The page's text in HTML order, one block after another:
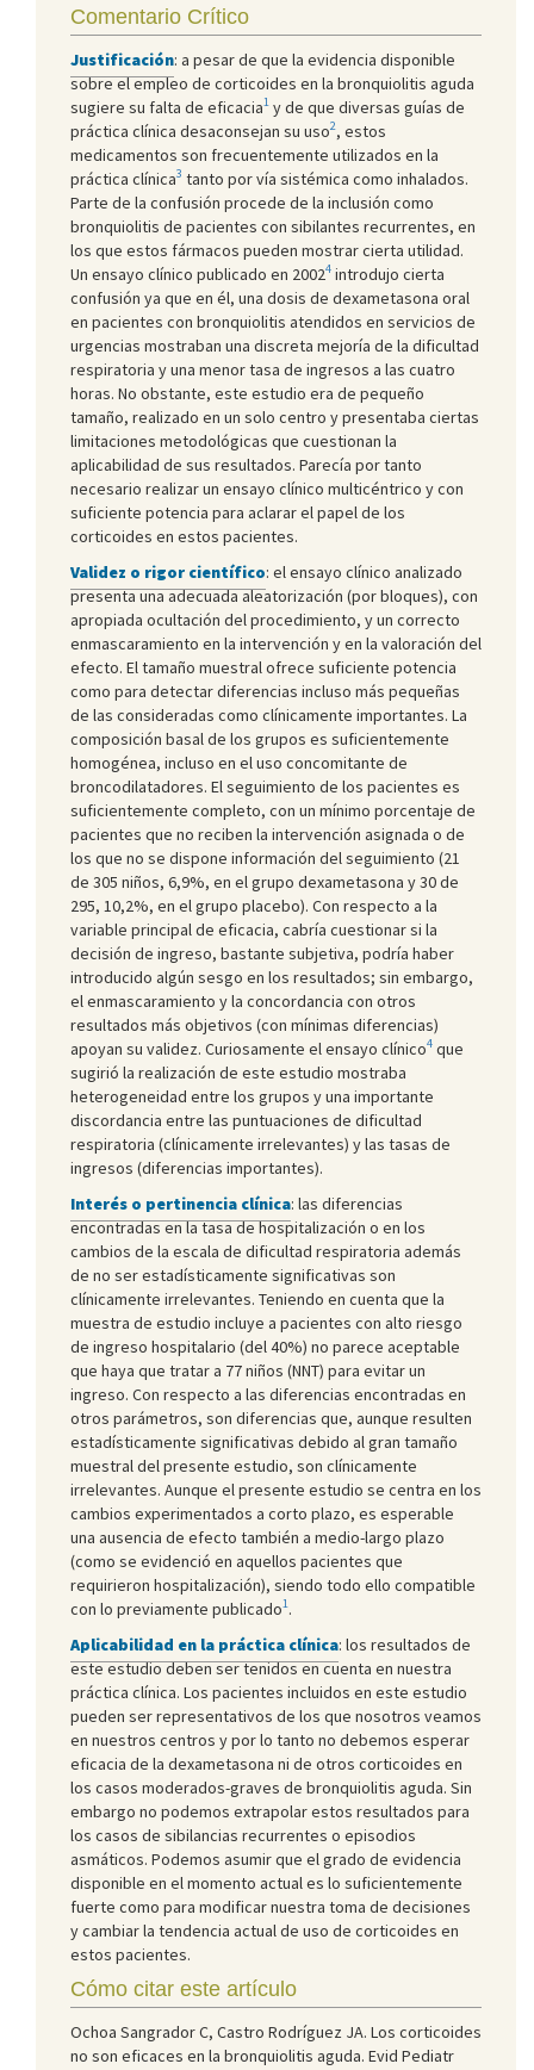
Comentario Crítico
Justificación: a pesar de que la evidencia disponible
sobre el empleo de corticoides en la bronquiolitis aguda
sugiere su falta de eficacia1 y de que diversas guías de
práctica clínica desaconsejan su uso2, estos
medicamentos son frecuentemente utilizados en la
práctica clínica3 tanto por vía sistémica como inhalados.
Parte de la confusión procede de la inclusión como
bronquiolitis de pacientes con sibilantes recurrentes, en
los que estos fármacos pueden mostrar cierta utilidad.
Un ensayo clínico publicado en 20024 introdujo cierta
confusión ya que en él, una dosis de dexametasona oral
en pacientes con bronquiolitis atendidos en servicios de
urgencias mostraban una discreta mejoría de la dificultad
respiratoria y una menor tasa de ingresos a las cuatro
horas. No obstante, este estudio era de pequeño
tamaño, realizado en un solo centro y presentaba ciertas
limitaciones metodológicas que cuestionan la
aplicabilidad de sus resultados. Parecía por tanto
necesario realizar un ensayo clínico multicéntrico y con
suficiente potencia para aclarar el papel de los
corticoides en estos pacientes.
Validez o rigor científico: el ensayo clínico analizado
presenta una adecuada aleatorización (por bloques), con
apropiada ocultación del procedimiento, y un correcto
enmascaramiento en la intervención y en la valoración del
efecto. El tamaño muestral ofrece suficiente potencia
como para detectar diferencias incluso más pequeñas
de las consideradas como clínicamente importantes. La
composición basal de los grupos es suficientemente
homogénea, incluso en el uso concomitante de
broncodilatadores. El seguimiento de los pacientes es
suficientemente completo, con un mínimo porcentaje de
pacientes que no reciben la intervención asignada o de
los que no se dispone información del seguimiento (21
de 305 niños, 6,9%, en el grupo dexametasona y 30 de
295, 10,2%, en el grupo placebo). Con respecto a la
variable principal de eficacia, cabría cuestionar si la
decisión de ingreso, bastante subjetiva, podría haber
introducido algún sesgo en los resultados; sin embargo,
el enmascaramiento y la concordancia con otros
resultados más objetivos (con mínimas diferencias)
apoyan su validez. Curiosamente el ensayo clínico4 que
sugirió la realización de este estudio mostraba
heterogeneidad entre los grupos y una importante
discordancia entre las puntuaciones de dificultad
respiratoria (clínicamente irrelevantes) y las tasas de
ingresos (diferencias importantes).
Interés o pertinencia clínica: las diferencias
encontradas en la tasa de hospitalización o en los
cambios de la escala de dificultad respiratoria además
de no ser estadísticamente significativas son
clínicamente irrelevantes. Teniendo en cuenta que la
muestra de estudio incluye a pacientes con alto riesgo
de ingreso hospitalario (del 40%) no parece aceptable
que haya que tratar a 77 niños (NNT) para evitar un
ingreso. Con respecto a las diferencias encontradas en
otros parámetros, son diferencias que, aunque resulten
estadísticamente significativas debido al gran tamaño
muestral del presente estudio, son clínicamente
irrelevantes. Aunque el presente estudio se centra en los
cambios experimentados a corto plazo, es esperable
una ausencia de efecto también a medio-largo plazo
(como se evidenció en aquellos pacientes que
requirieron hospitalización), siendo todo ello compatible
con lo previamente publicado1.
Aplicabilidad en la práctica clínica: los resultados de
este estudio deben ser tenidos en cuenta en nuestra
práctica clínica. Los pacientes incluidos en este estudio
pueden ser representativos de los que nosotros veamos
en nuestros centros y por lo tanto no debemos esperar
eficacia de la dexametasona ni de otros corticoides en
los casos moderados-graves de bronquiolitis aguda. Sin
embargo no podemos extrapolar estos resultados para
los casos de sibilancias recurrentes o episodios
asmáticos. Podemos asumir que el grado de evidencia
disponible en el momento actual es lo suficientemente
fuerte como para modificar nuestra toma de decisiones
y cambiar la tendencia actual de uso de corticoides en
estos pacientes.
Cómo citar este artículo
Ochoa Sangrador C, Castro Rodríguez JA. Los corticoides
no son eficaces en la bronquiolitis aguda. Evid Pediatr